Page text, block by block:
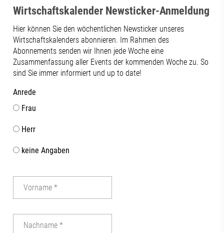
Wirtschaftskalender Newsticker-Anmeldung
Hier können Sie den wöchentlichen Newsticker unseres
Wirtschaftskalenders abonnieren. Im Rahmen des
Abonnements senden wir Ihnen jede Woche eine
Zusammenfassung aller Events der kommenden Woche zu. So
sind Sie immer informiert und up to date!
Anrede
Frau
Herr
keine Angaben